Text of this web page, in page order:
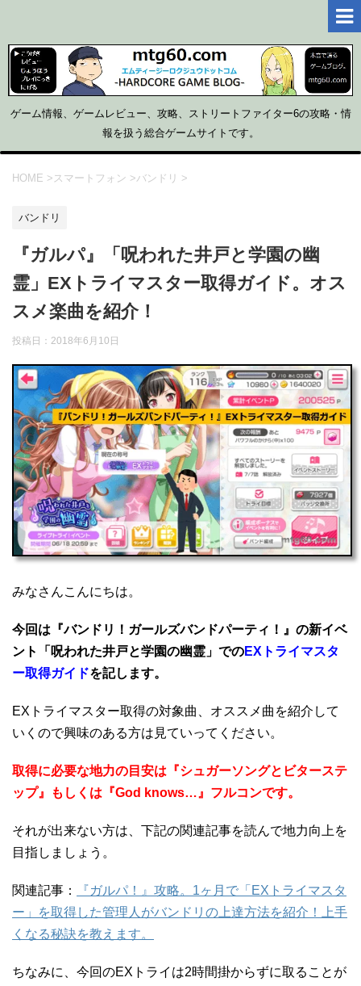
ゲーム情報、ゲームレビュー、攻略、ストリートファイター6の攻略・情
報を扱う総合ゲームサイトです。
HOME > スマートフォン >バンドリ >
バンドリ
『ガルパ』「呪われた井戸と学園の幽
霊」EXトライマスター取得ガイド。オス
スメ楽曲を紹介！
投稿日： 2018年6月10日
みなさんこんにちは。
今回は『バンドリ！ガールズバンドパーティ！』の新イベ
ント「呪われた井戸と学園の幽霊」でのEXトライマスタ
ー取得ガイドを記します。
EXトライマスター取得の対象曲、オススメ曲を紹介して
いくので興味のある方は見ていってください。
取得に必要な地力の目安は『シュガーソングとビターステ
ップ』もしくは『God knows…』フルコンです。
それが出来ない方は、下記の関連記事を読んで地力向上を
目指しましょう。
関連記事：
『ガルパ！』攻略。1ヶ月で「EXトライマスタ
ー」を取得した管理人がバンドリの上達方法を紹介！上手
くなる秘訣を教えます。
ちなみに、今回のEXトライは2時間掛からずに取ることが